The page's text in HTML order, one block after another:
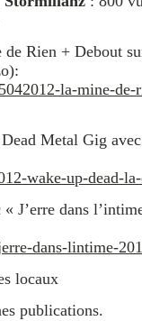
Rien + Debout
la-mine-
Metal Gig
wake-up-dead-
J’erre dans
dans-lintime-
locaux
publications.